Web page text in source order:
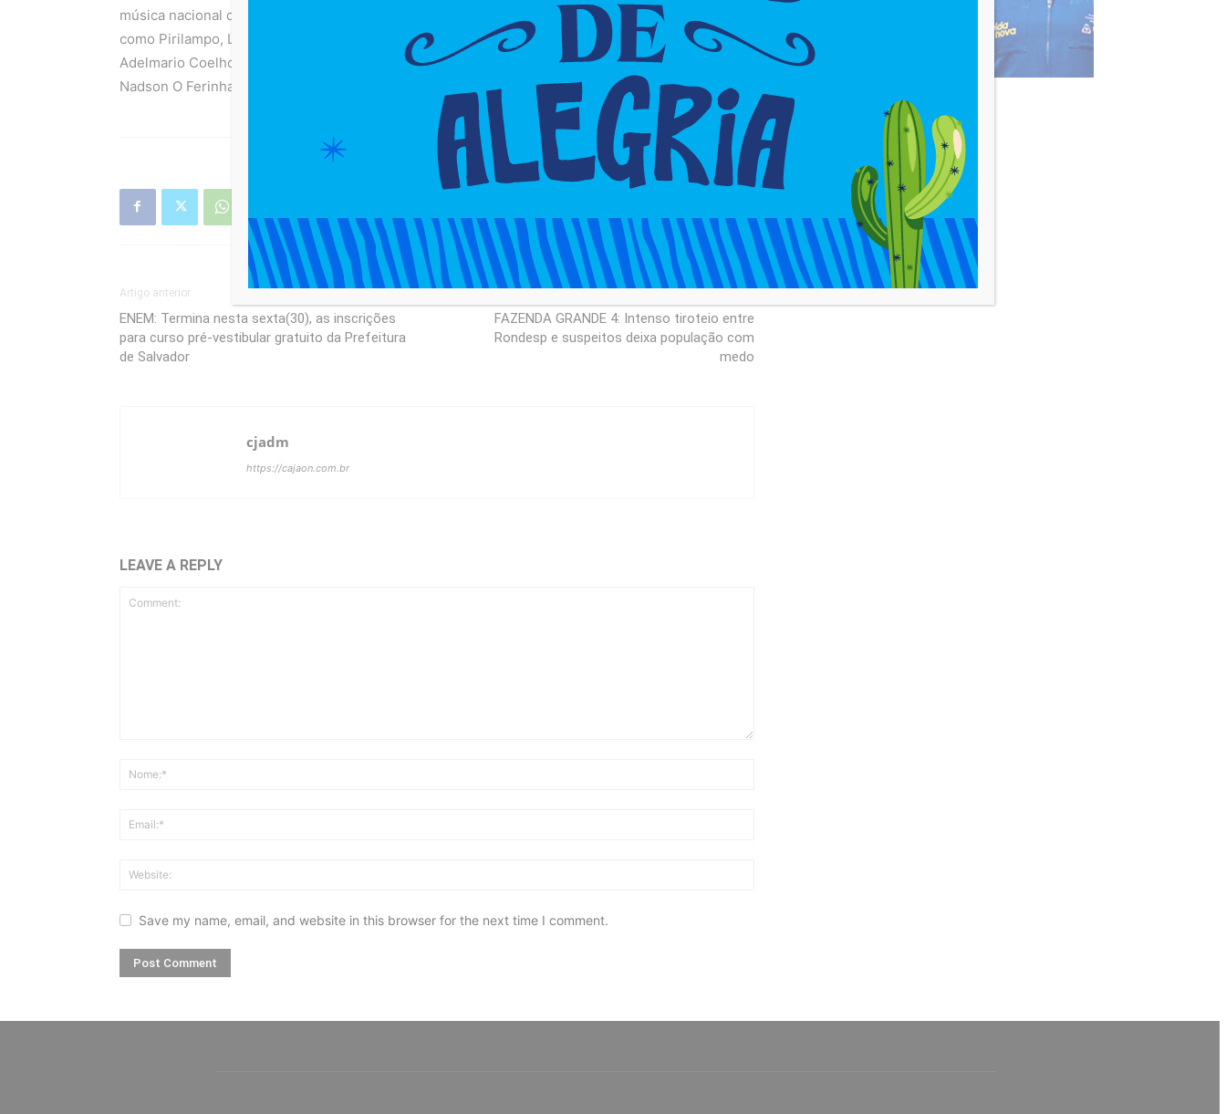
música nacional da atualidade. Os shows seguem no sábado(1/7) e domingo(2/7), e terá atrações
como Pirilampo, Lincoln, Léo Estakazero, Solange Almeida, Tarcísio do Acordeon, Del Feliz,
Adelmario Coelho, Nattan, Léo Santana, Tuca Fernandes, Psirico, Banda Eva, Daniela Mercury,
Nadson O Ferinha, Bell Marques, Parangolé, Timbalada e Escandurras.
Artigo anterior
ENEM: Termina nesta sexta(30), as inscrições
para curso pré-vestibular gratuito da Prefeitura
de Salvador
Próximo artigo
FAZENDA GRANDE 4: Intenso tiroteio entre
Rondesp e suspeitos deixa população com
medo
cjadm
https://cajaon.com.br
LEAVE A REPLY
Save my name, email, and website in this browser for the next time I comment.